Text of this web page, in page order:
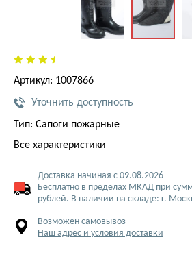
Артикул: 1007866
Уточнить доступность
Тип: Сапоги пожарные
Все характеристики
Доставка начиная с 09.08.2026
Бесплатно в пределах МКАД при
рублей. В наличии на складе: г.
Возможен самовывоз
Наш адрес и условия доставки